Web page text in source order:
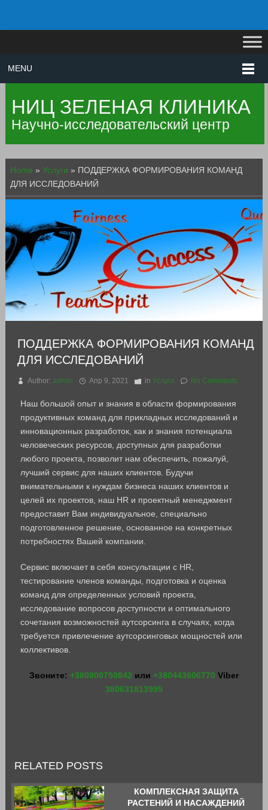
MENU
НИЦ ЗЕЛЕНАЯ КЛИНИКА
Научно-исследовательский центр
Home » Услуги » ПОДДЕРЖКА ФОРМИРОВАНИЯ КОМАНД
ДЛЯ ИССЛЕДОВАНИЙ
ПОДДЕРЖКА ФОРМИРОВАНИЯ КОМАНД
ДЛЯ ИССЛЕДОВАНИЙ
Author: admin Апр 9, 2021 in Услуги No Comments
Наш большой опыт и знания в области формирования
продуктивных команд для прикладных исследований и
инновационных разработок, как и знания потенциала
человеческих ресурсов, доступных для разработки
любого проекта, позволит нам обеспечить, пожалуй,
лучший сервис для наших клиентов. Будучи
внимательными к нуждам бизнеса наших клиентов и
целей их проектов, наш HR и проектный менеджмент
предоставит Вам индивидуальное, специально
подготовленное решение, основанное на конкретных
потребностях Вашей компании.
Сервис включает в себя консультации с HR,
тестирование членов команды, подготовка и оценка
команд для определенных условий проекта,
исследование вопросов доступности и оптимального
сочетания возможностей аутсорсинга в случаях, когда
требуется привлечение аутсорсинговых мощностей или
коллективов.
Звоните: +380800750842 или +380443606770 Viber
380631813995
RELATED POSTS
КОМПЛЕКСНАЯ ЗАЩИТА
РАСТЕНИЙ И НАСАЖДЕНИЙ